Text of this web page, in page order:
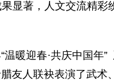
显著，人文交流精
温暖迎春·共庆中国年
友人联袂表演了武术